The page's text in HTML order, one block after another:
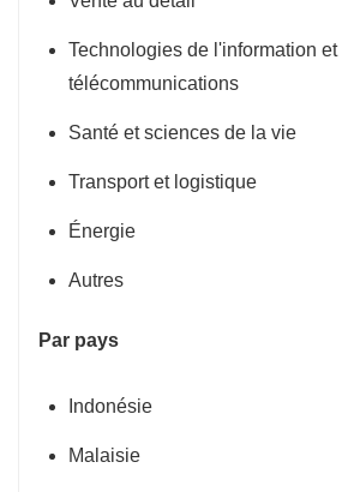
Technologies de l'information et
télécommunications
Santé et sciences de la vie
Transport et logistique
Énergie
Autres
Par pays
Indonésie
Malaisie